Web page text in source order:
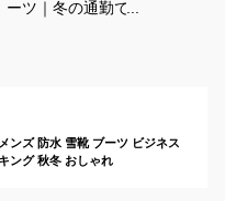
ーツ｜冬の通勤でも
ンズ 防水 雪靴 ブーツ ビジネス
ング 秋冬 おしゃれ